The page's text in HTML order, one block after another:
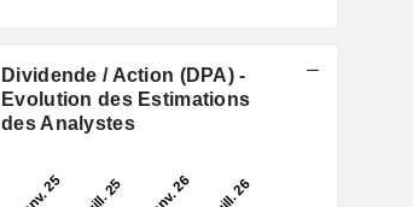
2026
3,43% 4,35%
Dividende / Action (DPA) -
Evolution des Estimations
des Analystes